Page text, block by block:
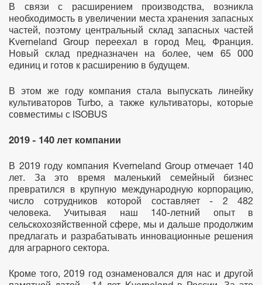
В связи с расширением производства, возникла
необходимость в увеличении места хранения запасных
частей, поэтому центральный склад запасных частей
Kverneland Group переехал в город Мец, Франция.
Новый склад предназначен на более, чем 65 000
единиц и готов к расширению в будущем.
В этом же году компания стала выпускать линейку
культиваторов Turbo, а также культиваторы, которые
совместимы с ISOBUS
2019 - 140 лет компании
В 2019 году компания Kverneland Group отмечает 140
лет. За это время маленький семейный бизнес
превратился в крупную международную корпорацию,
число сотрудников которой составляет - 2 482
человека. Учитывая наш 140-летний опыт в
сельскохозяйственной сфере, мы и дальше продолжим
предлагать и разрабатывать инновационные решения
для аграрного сектора.
Кроме того, 2019 год ознаменовался для нас и другой